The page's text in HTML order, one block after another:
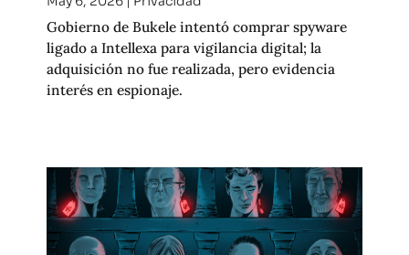
Gobierno de Bukele intentó comprar spyware
ligado a Intellexa para vigilancia digital; la
adquisición no fue realizada, pero evidencia
interés en espionaje.